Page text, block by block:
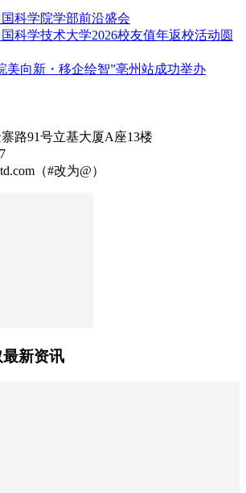
科学院学部前沿盛会
科学技术大学2026校友值年返校活动圆
美向新・移企绘智”亳州站成功举办
路91号立基大厦A座13楼
（#改为@）
新资讯